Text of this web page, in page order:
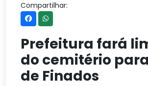
Compartilhar:
Prefeitura fará
do cemitério
de Finados